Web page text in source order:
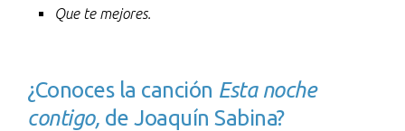
Que te mejores.
¿Conoces la canción Esta noche
contigo, de Joaquín Sabina?